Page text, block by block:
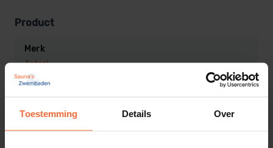
Toestemming Details Over
Product
Merk
Astral
SKU
EAN